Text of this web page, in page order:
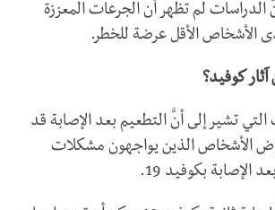
الدراسات لم تظهر أن الجرعات المعززة
الأشخاص الأقل عرضة للخطر.
كوفيد؟
تشير إلى أنَّ التطعيم بعد الإصابة قد
الأشخاص الذين يواجهون مشكلات
بكوفيد 19.